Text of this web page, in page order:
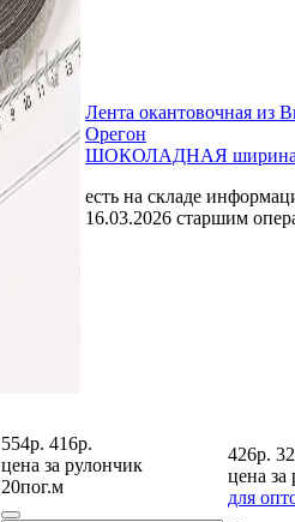
Лента окантовочная из
Орегон
ШОКОЛАДНАЯ ширина
есть на складе
16.03.2026 старшим
554р. 416р.
цена за рулончик
20пог.м
426р.
цена за
для